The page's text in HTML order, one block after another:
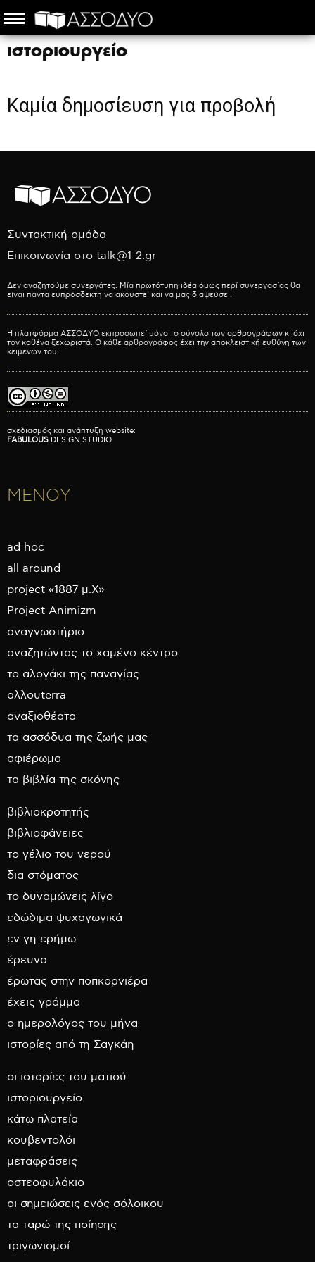
ιστοριουργείο
Καμία δημοσίευση για προβολή
Συντακτική ομάδα
Επικοινωνία στο talk@1-2.gr
Δεν αναζητούμε συνεργάτες. Μία πρωτότυπη ιδέα όμως περί συνεργασίας θα
είναι πάντα ευπρόσδεκτη να ακουστεί και να μας διαψεύσει.
Η πλατφόρμα ΑΣΣΟΔΥΟ εκπροσωπεί μόνο το σύνολο των αρθρογράφων κι όχι
τον καθένα ξεχωριστά. Ο κάθε αρθρογράφος έχει την αποκλειστική ευθύνη των
κειμένων του.
σχεδιασμός και ανάπτυξη website:
FABULOUS DESIGN STUDIO
ΜΕΝΟΥ
ad hoc
all around
project «1887 μ.Χ»
Project Animizm
αναγνωστήριο
αναζητώντας το χαμένο κέντρο
το αλογάκι της παναγίας
αλλουterra
αναξιοθέατα
τα ασσόδυα της ζωής μας
αφιέρωμα
τα βιβλία της σκόνης
βιβλιοκροτητής
βιβλιοφάνειες
το γέλιο του νερού
δια στόματος
το δυναμώνεις λίγο
εδώδιμα ψυχαγωγικά
εν γη ερήμω
έρευνα
έρωτας στην ποπκορνιέρα
έχεις γράμμα
ο ημερολόγος του μήνα
ιστορίες από τη Σαγκάη
οι ιστορίες του ματιού
ιστοριουργείο
κάτω πλατεία
κουβεντολόι
μεταφράσεις
οστεοφυλάκιο
οι σημειώσεις ενός σόλοικου
τα ταρώ της ποίησης
τριγωνισμοί